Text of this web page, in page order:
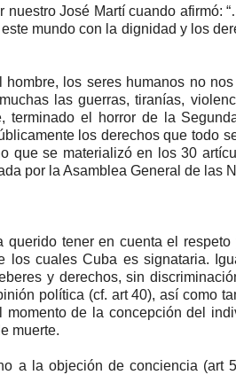
José Martí cuando afirmó:
mundo con la dignidad y los
los seres humanos no nos
las guerras, tiranías,
el horror de la
los derechos que todo
que se materializó en los 30
por la Asamblea General de las
querido tener en cuenta el
los cuales Cuba es signataria.
y derechos, sin
política (cf. art 40), así como
de la concepción del
muerte.
a la objeción de conciencia (art